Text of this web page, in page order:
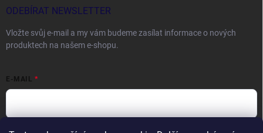
ODEBÍRAT NEWSLETTER
Vložte svůj e-mail a my vám budeme zasílat informace o nových
produktech na našem e-shopu.
E-MAIL